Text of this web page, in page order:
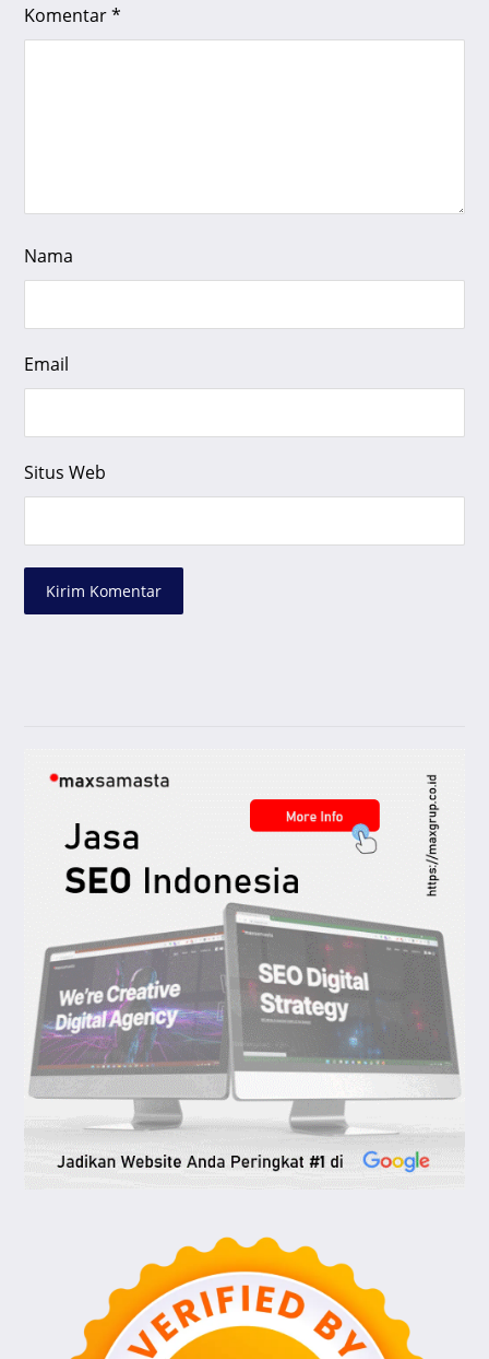
Komentar*
Nama
Email
Situs Web